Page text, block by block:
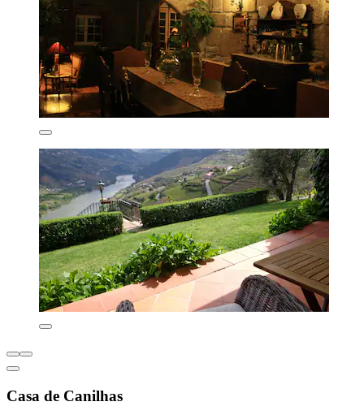
Casa de Canilhas